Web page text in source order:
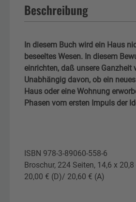
Beschreibung
In diesem Buch wird ein Haus
beseeltes Wesen. In diesem
einrichten, daß unsere Ganzheit
Unabhängig davon, ob ein
Haus oder eine Wohnung
Phasen vom ersten Impuls der
ISBN 978-3-89060-558-6
Broschur, 224 Seiten, 14,6 x 20,8
20,00 € (D)/ 20,60 € (A)